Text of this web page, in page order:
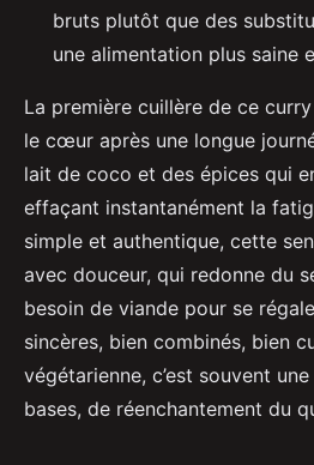
bruts plutôt que des
une alimentation plus saine
La première cuillère de ce
le cœur après une longue
lait de coco et des épices qui
effaçant instantanément la
simple et authentique, cette
avec douceur, qui redonne du
besoin de viande pour se
sincères, bien combinés, bien
végétarienne, c’est souvent
bases, de réenchantement du